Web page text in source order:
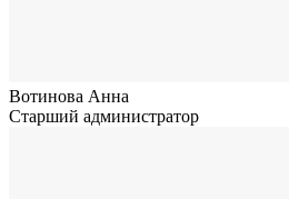
Вотинова Анна
Старший администратор